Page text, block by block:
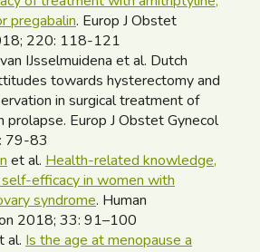
pregabalin. Europ J Obstet
220: 118-121
IJsselmuidena et al. Dutch
towards hysterectomy and
in surgical treatment of
prolapse. Europ J Obstet Gynecol
79-83
et al. Health-related knowledge,
efficacy in women with
syndrome. Human
2018; 33: 91–100
al. Is the age at menopause a